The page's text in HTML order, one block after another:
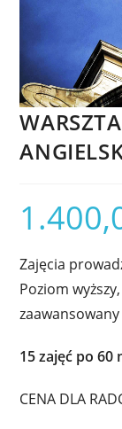
Zajęcia
Poziom
zaawansowany
15 zajęć po 60
CENA DLA